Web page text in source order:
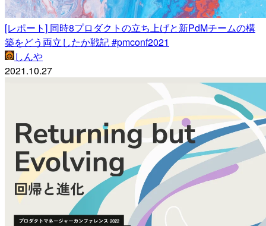
[レポート] 同時8プロダクトの立ち上げと新PdMチームの構
築をどう両立したか戦記 #pmconf2021
しんや
2021.10.27